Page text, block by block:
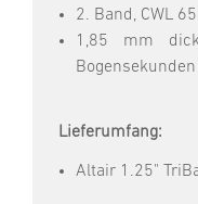
2. Band, CWL
1,85 mm
Lieferumfang:
Altair 1.25"